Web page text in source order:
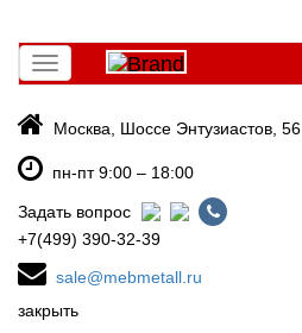
Toggle
navigation
Москва, Шоссе Энтузиастов, 56
пн-пт 9:00 – 18:00
Задать вопрос
+7(499) 390-32-39
sale@mebmetall.ru
закрыть